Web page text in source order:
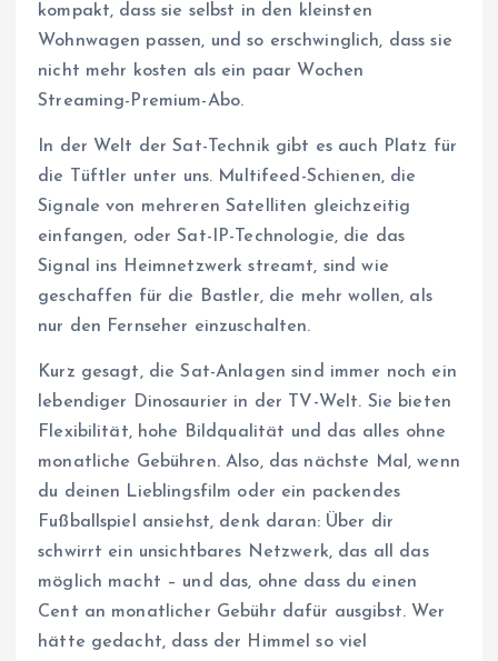
kompakt, dass sie selbst in den kleinsten
Wohnwagen passen, und so erschwinglich, dass sie
nicht mehr kosten als ein paar Wochen
Streaming-Premium-Abo.
In der Welt der Sat-Technik gibt es auch Platz für
die Tüftler unter uns. Multifeed-Schienen, die
Signale von mehreren Satelliten gleichzeitig
einfangen, oder Sat-IP-Technologie, die das
Signal ins Heimnetzwerk streamt, sind wie
geschaffen für die Bastler, die mehr wollen, als
nur den Fernseher einzuschalten.
Kurz gesagt, die Sat-Anlagen sind immer noch ein
lebendiger Dinosaurier in der TV-Welt. Sie bieten
Flexibilität, hohe Bildqualität und das alles ohne
monatliche Gebühren. Also, das nächste Mal, wenn
du deinen Lieblingsfilm oder ein packendes
Fußballspiel ansiehst, denk daran: Über dir
schwirrt ein unsichtbares Netzwerk, das all das
möglich macht – und das, ohne dass du einen
Cent an monatlicher Gebühr dafür ausgibst. Wer
hätte gedacht, dass der Himmel so viel